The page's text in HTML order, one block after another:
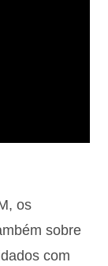
os
sobre
com